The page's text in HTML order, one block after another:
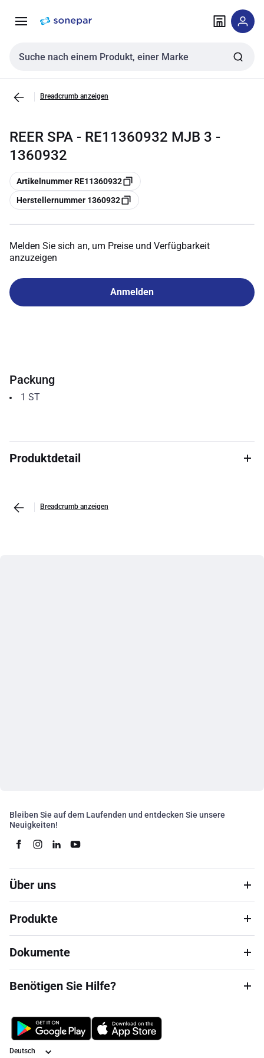
NavigationInhalt
Sucheingabe
Breadcrumb anzeigen
REER SPA - RE11360932 MJB 3 -
1360932
Kopieren
Artikelnummer RE11360932
Kopieren
Herstellernummer 1360932
Melden Sie sich an, um Preise und Verfügbarkeit
anzuzeigen
Anmelden
Packung
1 ST
Produktdetail
Breadcrumb anzeigen
Bleiben Sie auf dem Laufenden und entdecken Sie unsere
Neuigkeiten!
Über uns
Produkte
Dokumente
Benötigen Sie Hilfe?
Sprache